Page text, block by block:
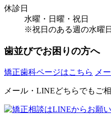
休診日
水曜・日曜・祝日
※祝日のある週の水曜
歯並びでお困りの方へ
矯正歯科ページはこちら メ
メール・LINEどちらでもご